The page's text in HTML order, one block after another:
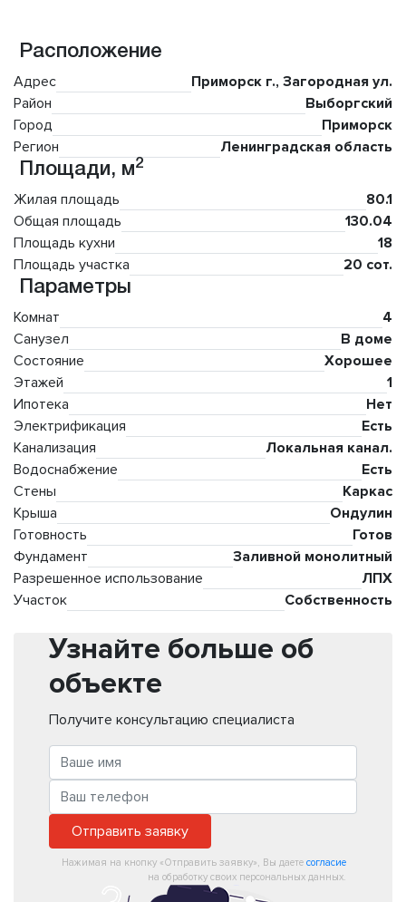
Расположение
Адрес
Приморск г., Загородная ул.
Район
Выборгский
Город
Приморск
Регион
Ленинградская область
Площади, м2
Жилая площадь
80.1
Общая площадь
130.04
Площадь кухни
18
Площадь участка
20 сот.
Параметры
Комнат
4
Санузел
В доме
Состояние
Хорошее
Этажей
1
Ипотека
Нет
Электрификация
Есть
Канализация
Локальная канал.
Водоснабжение
Есть
Стены
Каркас
Крыша
Ондулин
Готовность
Готов
Фундамент
Заливной монолитный
Разрешенное использование
ЛПХ
Участок
Собственность
Узнайте больше об
объекте
Получите консультацию специалиста
Отправить заявку
Нажимая на кнопку «Отправить заявку», Вы даете согласие
на обработку своих персональных данных.